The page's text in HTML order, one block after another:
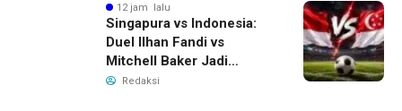
12 jam lalu
Singapura vs Indonesia:
Duel Ilhan Fandi vs
Mitchell Baker Jadi
Sorotan di Piala AFF 2026
Redaksi